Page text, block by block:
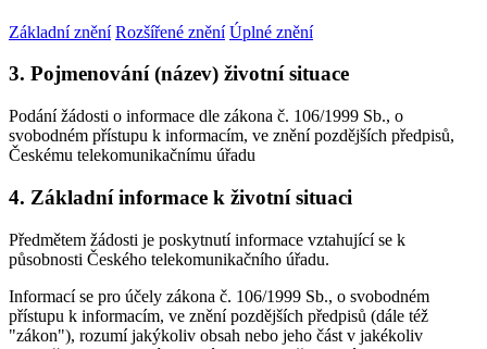
Základní znění Rozšířené znění Úplné znění
3. Pojmenování (název) životní situace
Podání žádosti o informace dle zákona č. 106/1999 Sb., o
svobodném přístupu k informacím, ve znění pozdějších předpisů,
Českému telekomunikačnímu úřadu
4. Základní informace k životní situaci
Předmětem žádosti je poskytnutí informace vztahující se k
působnosti Českého telekomunikačního úřadu.
Informací se pro účely zákona č. 106/1999 Sb., o svobodném
přístupu k informacím, ve znění pozdějších předpisů (dále též
"zákon"), rozumí jakýkoliv obsah nebo jeho část v jakékoliv